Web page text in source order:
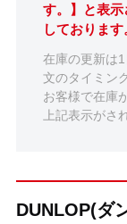
す。】と表
しております
在庫の更新は
文のタイミン
お客様で在庫
上記表示がさ
DUNLOP(ダ